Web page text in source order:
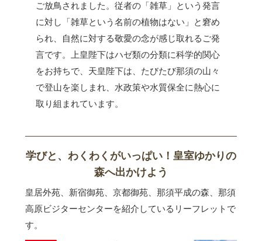
ご放鳥されました。従者の「雑草」という発言
に対し「雑草という名前の植物はない」と窘め
られ、自然に対する敬愛の念が感じ取れるご発
言です。上皇陛下はハゼ類の分類に科学的関心
をお持ちで、天皇陛下は、たびたび那須の山々
で登山を楽しまれ、水政策や水質保全に熱心に
取り組まれています。
学びと、わくわくがいっぱい！皇室ゆかりの
森へ出かけよう
皇居外苑、新宿御苑、京都御苑、那須平成の森、那須
高原ビジターセンターを紹介しているリーフレットで
す。